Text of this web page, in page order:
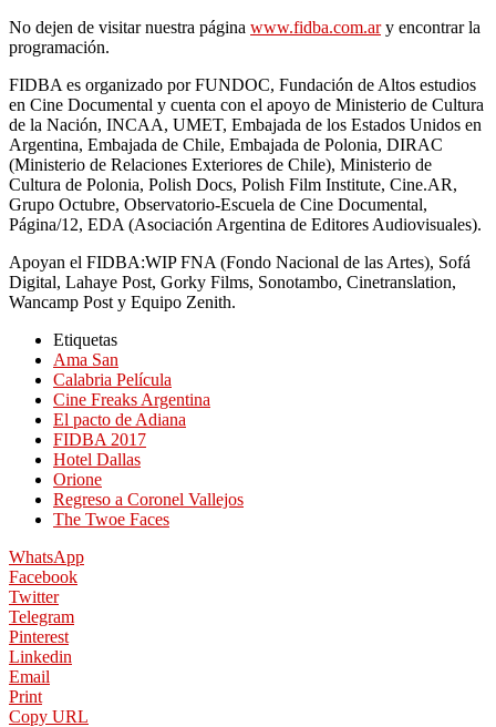
No dejen de visitar nuestra página www.fidba.com.ary encontrar la
programación.
FIDBA es organizado por FUNDOC, Fundación de Altos estudios
en Cine Documental y cuenta con el apoyo de Ministerio de Cultura
de la Nación, INCAA, UMET, Embajada de los Estados Unidos en
Argentina, Embajada de Chile, Embajada de Polonia, DIRAC
(Ministerio de Relaciones Exteriores de Chile), Ministerio de
Cultura de Polonia, Polish Docs, Polish Film Institute, Cine.AR,
Grupo Octubre, Observatorio-Escuela de Cine Documental,
Página/12, EDA (Asociación Argentina de Editores Audiovisuales).
Apoyan el FIDBA:WIP FNA (Fondo Nacional de las Artes), Sofá
Digital, Lahaye Post, Gorky Films, Sonotambo, Cinetranslation,
Wancamp Post y Equipo Zenith.
Etiquetas
Ama San
Calabria Película
Cine Freaks Argentina
El pacto de Adiana
FIDBA 2017
Hotel Dallas
Orione
Regreso a Coronel Vallejos
The Twoe Faces
WhatsApp
Facebook
Twitter
Telegram
Pinterest
Linkedin
Email
Print
Copy URL